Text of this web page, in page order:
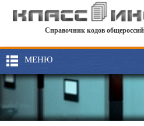
Справочник кодов
МЕНЮ